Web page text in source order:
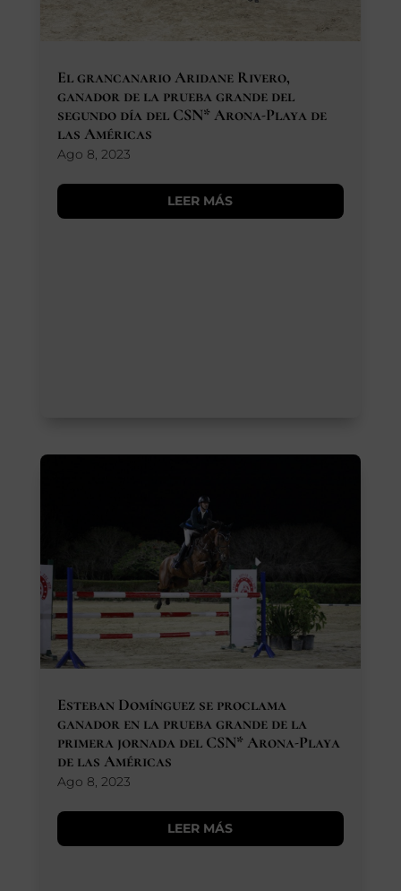
El grancanario Aridane Rivero,
ganador de la prueba grande del
segundo día del CSN* Arona-Playa de
las Américas
Ago 8, 2023
LEER MÁS
Esteban Domínguez se proclama
ganador en la prueba grande de la
primera jornada del CSN* Arona-Playa
de las Américas
Ago 8, 2023
LEER MÁS